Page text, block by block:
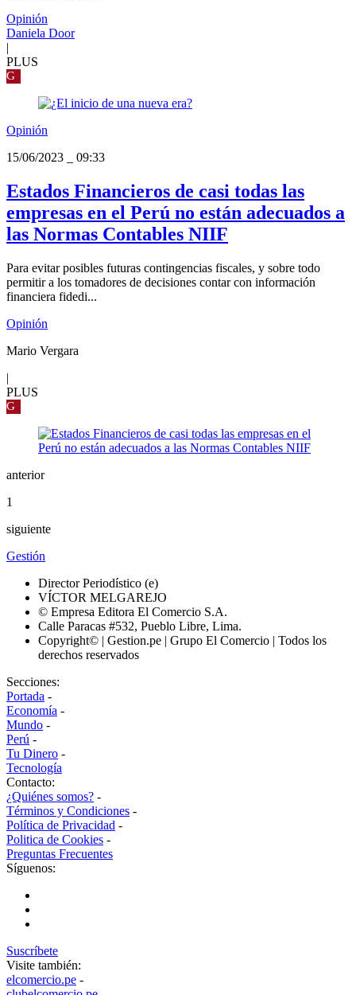
Opinión
Daniela Door
|
PLUS
G
Opinión
15/06/2023
09:33
Estados Financieros de casi todas las
empresas en el Perú no están adecuados a
las Normas Contables NIIF
Para evitar posibles futuras contingencias fiscales, y sobre todo
permitir a los tomadores de decisiones contar con información
financiera fidedi...
Opinión
Mario Vergara
|
PLUS
G
anterior
1
siguiente
Gestión
Director Periodístico (e)
VÍCTOR MELGAREJO
© Empresa Editora El Comercio S.A.
Calle Paracas #532, Pueblo Libre, Lima.
Copyright© | Gestion.pe | Grupo El Comercio | Todos los
derechos reservados
Secciones:
Portada -
Economía -
Mundo -
Perú -
Tu Dinero -
Tecnología
Contacto:
¿Quiénes somos? -
Términos y Condiciones -
Política de Privacidad -
Politica de Cookies -
Preguntas Frecuentes
Síguenos:
Suscríbete
Visite también:
elcomercio.pe -